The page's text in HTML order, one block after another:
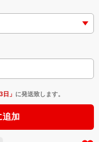
-Version2.
版>
ゼタケル
版>
カゼタケル
リカゼタケル
絵ver.版>
+作詞20曲
ョン-
日 」 に発送致します。
追加